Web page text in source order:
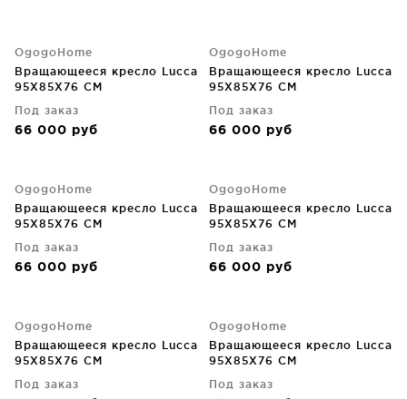
OgogoHome
Вращающееся кресло Lucca
95X85X76 CM
Под заказ
66 000 руб
OgogoHome
Вращающееся кресло Lucca
95X85X76 CM
Под заказ
66 000 руб
OgogoHome
Вращающееся кресло Lucca
95X85X76 CM
Под заказ
66 000 руб
OgogoHome
Вращающееся кресло Lucca
95X85X76 CM
Под заказ
66 000 руб
OgogoHome
Вращающееся кресло Lucca
95X85X76 CM
Под заказ
OgogoHome
Вращающееся кресло Lucca
95X85X76 CM
Под заказ